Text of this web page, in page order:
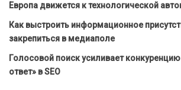
Европа движется к технологической
Как выстроить информационное
закрепиться в медиаполе
Голосовой поиск усиливает
ответ» в SEO